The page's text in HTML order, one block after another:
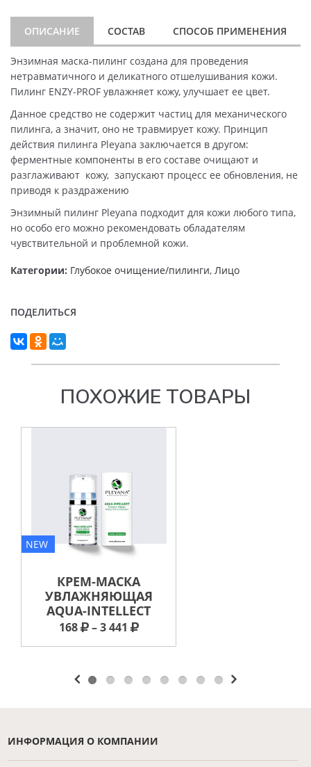
ОПИСАНИЕ СОСТАВ СПОСОБ ПРИМЕНЕНИЯ
Энзимная маска-пилинг создана для проведения
нетравматичного и деликатного отшелушивания кожи.
Пилинг ENZY-PROF увлажняет кожу, улучшает ее цвет.
Данное средство не содержит частиц для механического
пилинга, а значит, оно не травмирует кожу. Принцип
действия пилинга Pleyana заключается в другом:
ферментные компоненты в его составе очищают и
разглаживают кожу, запускают процесс ее обновления, не
приводя к раздражению
Энзимный пилинг Pleyana подходит для кожи любого типа,
но особо его можно рекомендовать обладателям
чувствительной и проблемной кожи.
Категории: Глубокое очищение/пилинги, Лицо
ПОДЕЛИТЬСЯ
ПОХОЖИЕ ТОВАРЫ
NEW
КРЕМ-МАСКА
УВЛАЖНЯЮЩАЯ
AQUA-INTELLECT
168 – 3 441
ИНФОРМАЦИЯ О КОМПАНИИ